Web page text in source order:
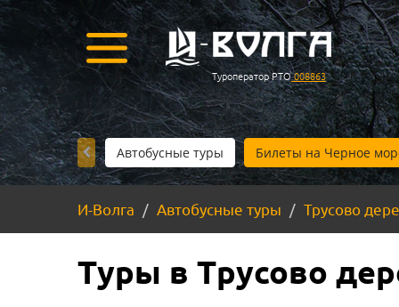
Туроператор РТО008863
Автобусные туры Билеты на Черное
И-Волга Автобусные туры Трусово
Туры в Трусово